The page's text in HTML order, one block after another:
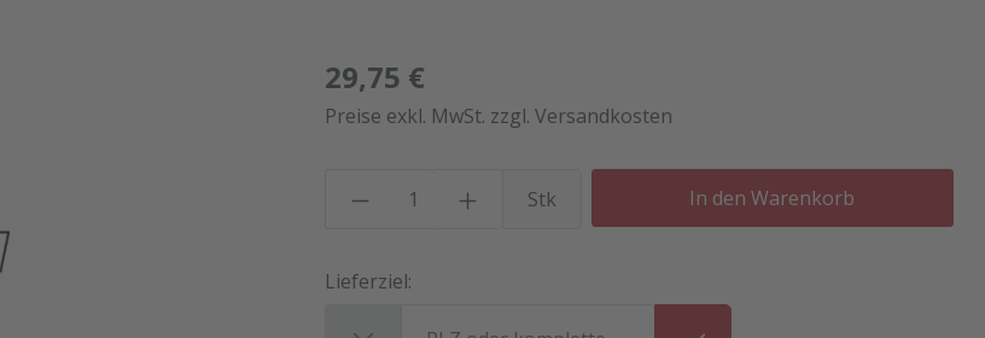
29,75 €
Preise exkl. MwSt. zzgl. Versandkosten
Produkt Anzahl: Gib den
Stk In den Warenkorb
Lieferziel: